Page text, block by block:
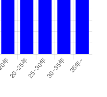
アイランドセンター
アイランドセンター
アイランドセンター
アイランドセンター